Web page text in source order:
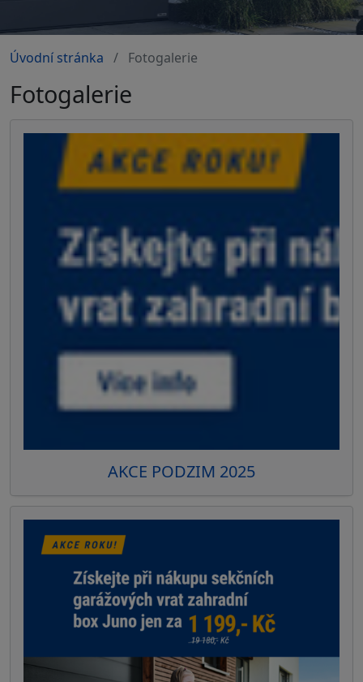
Úvodní stránka Fotogalerie
Fotogalerie
AKCE PODZIM 2025